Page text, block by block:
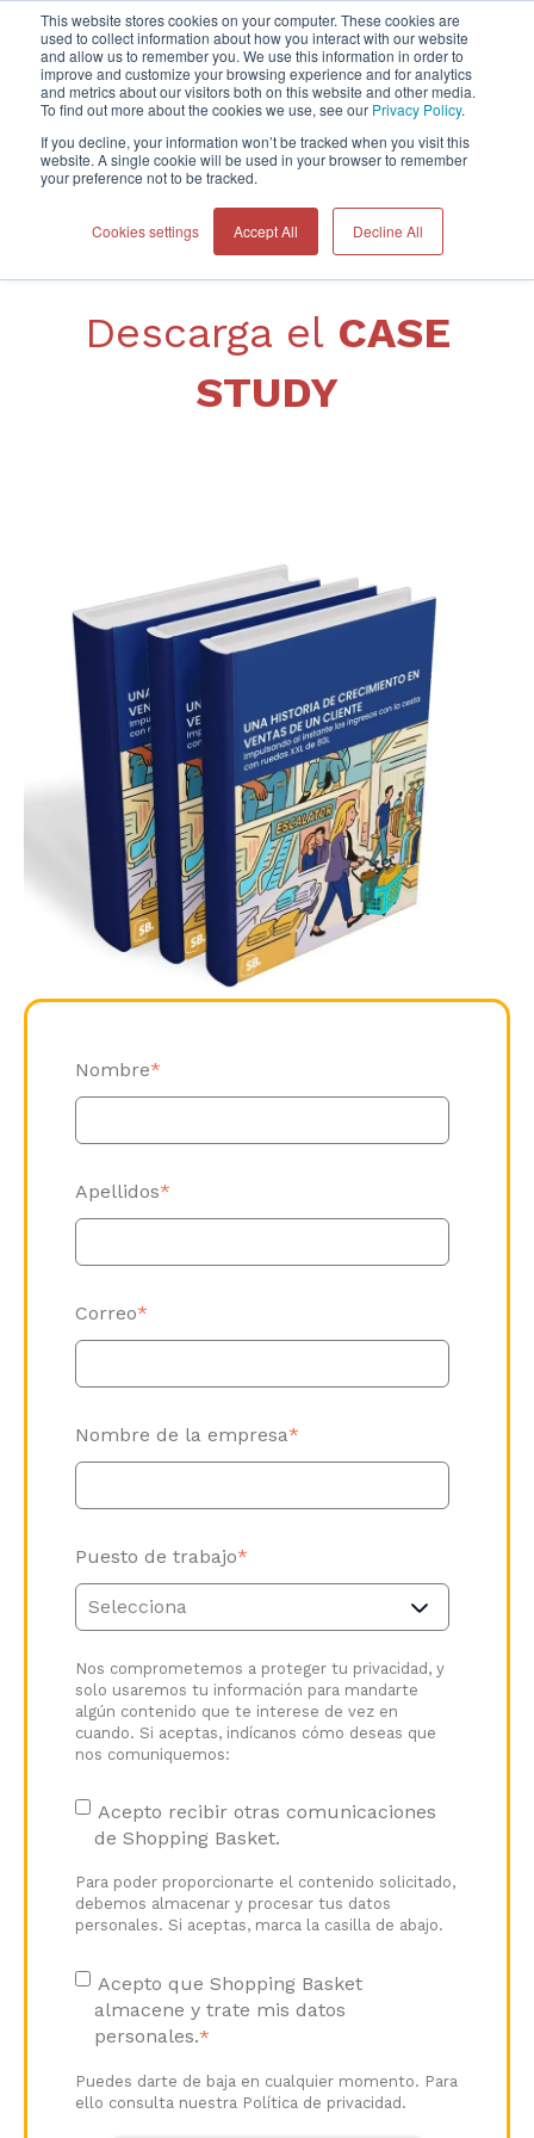
This website stores cookies on your computer. These cookies are
used to collect information about how you interact with our website
and allow us to remember you. We use this information in order to
improve and customize your browsing experience and for analytics
and metrics about our visitors both on this website and other media.
To find out more about the cookies we use, see our Privacy Policy.
If you decline, your information won’t be tracked when you visit this
website. A single cookie will be used in your browser to remember
your preference not to be tracked.
Cookies settings Accept All Decline All
Home
Descarga el CASE
STUDY
Nombre*
Apellidos*
Correo*
Nombre de la empresa*
Puesto de trabajo*
Nos comprometemos a proteger tu privacidad, y
solo usaremos tu información para mandarte
algún contenido que te interese de vez en
cuando. Si aceptas, indícanos cómo deseas que
nos comuniquemos:
Acepto recibir otras comunicaciones
de Shopping Basket.
Para poder proporcionarte el contenido solicitado,
debemos almacenar y procesar tus datos
personales. Si aceptas, marca la casilla de abajo.
Acepto que Shopping Basket
almacene y trate mis datos
personales.*
Puedes darte de baja en cualquier momento. Para
ello consulta nuestra Política de privacidad.